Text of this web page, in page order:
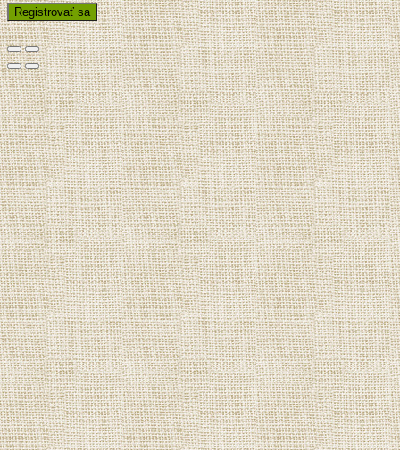
Registrovať sa